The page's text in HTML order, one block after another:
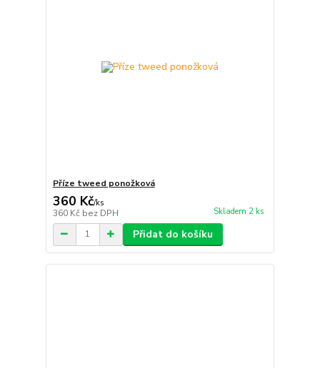
Příze tweed ponožková
360 Kč/ks
360 Kč bez DPH Skladem 2 ks
Přidat do košíku